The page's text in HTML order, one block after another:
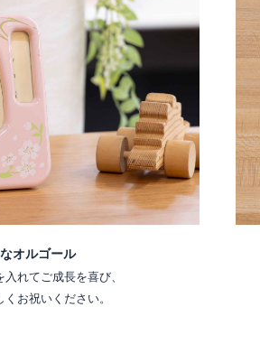
オルゴール
れてご成長を喜び、
お祝いください。